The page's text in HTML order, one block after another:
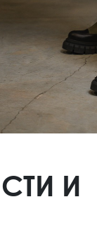
И